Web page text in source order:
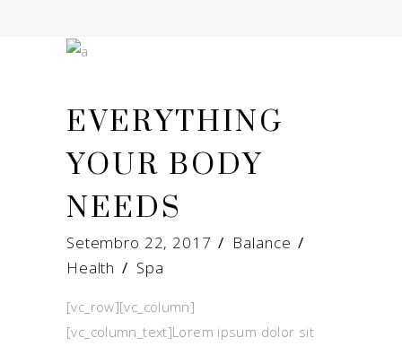
EVERYTHING
YOUR BODY
NEEDS
Setembro 22, 2017
Balance
Health / Spa
[vc_row][vc_column]
[vc_column_text]Lorem ipsum dolor sit